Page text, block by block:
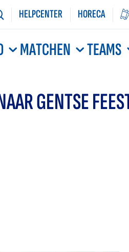
HELPCENTER HORECA
MATCHEN TEAMS
GENTSE